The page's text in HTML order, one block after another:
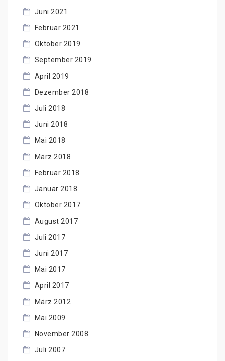
Juni 2021
Februar 2021
Oktober 2019
September 2019
April 2019
Dezember 2018
Juli 2018
Juni 2018
Mai 2018
März 2018
Februar 2018
Januar 2018
Oktober 2017
August 2017
Juli 2017
Juni 2017
Mai 2017
April 2017
März 2012
Mai 2009
November 2008
Juli 2007